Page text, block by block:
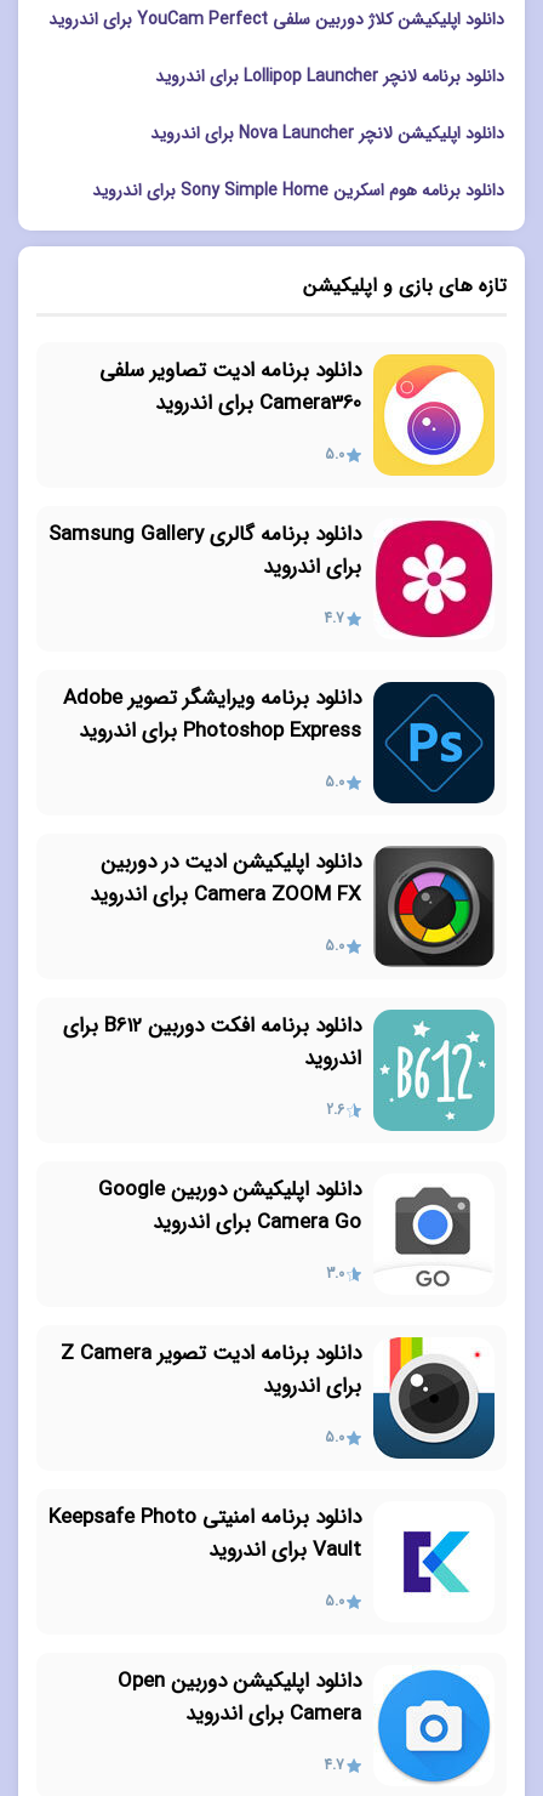
دانلود اپلیکیشن کلاژ دوربین سلفی YouCam Perfect برای اندروید
دانلود برنامه لانچر Lollipop Launcher برای اندروید
دانلود اپلیکیشن لانچر Nova Launcher برای اندروید
دانلود برنامه هوم اسکرین Sony Simple Home برای اندروید
تازه های بازی و اپلیکیشن
دانلود برنامه ادیت تصاویر سلفی
Camera360 برای اندروید
5.0
دانلود برنامه گالری Samsung Gallery
برای اندروید
4.7
دانلود برنامه ویرایشگر تصویر Adobe
Photoshop Express برای اندروید
5.0
دانلود اپلیکیشن ادیت در دوربین
Camera ZOOM FX برای اندروید
5.0
دانلود برنامه افکت دوربین B612 برای
اندروید
2.6
دانلود اپلیکیشن دوربین Google
Camera Go برای اندروید
3.0
دانلود برنامه ادیت تصویر Z Camera
برای اندروید
5.0
دانلود برنامه امنیتی Keepsafe Photo
Vault برای اندروید
5.0
دانلود اپلیکیشن دوربین Open
Camera برای اندروید
4.7